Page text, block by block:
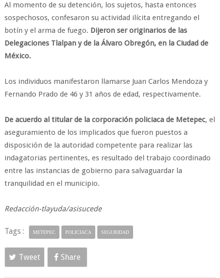
Al momento de su detención, los sujetos, hasta entonces
sospechosos, confesaron su actividad ilícita entregando el
botín y el arma de fuego. Dijeron ser originarios de las
Delegaciones Tlalpan y de la Álvaro Obregón, en la Ciudad de
México.
Los individuos manifestaron llamarse Juan Carlos Mendoza y
Fernando Prado de 46 y 31 años de edad, respectivamente.
De acuerdo al titular de la corporación policiaca de Metepec, el
aseguramiento de los implicados que fueron puestos a
disposición de la autoridad competente para realizar las
indagatorias pertinentes­, es resultado del trabajo coordinado
entre las instancias de gobierno para salvaguardar la
tranquilidad en el municipio.
Redacción-tlayuda/asisucede
Tags : METEPEC POLICIACA SEGURIDAD
Tweet Share